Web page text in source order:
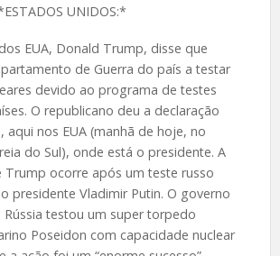
UNIDOS:*
EUA, Donald Trump, disse que
de Guerra do país a testar
devido ao programa de testes
O republicano deu a declaração
aqui nos EUA (manhã de hoje, no
do Sul), onde está o presidente. A
Trump ocorre após um teste russo
presidente Vladimir Putin. O governo
testou um super torpedo
Poseidon com capacidade nuclear